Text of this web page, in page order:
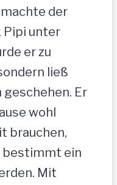
der
Pipi unter
er zu
ließ
Er
wohl
brauchen,
bestimmt ein
Mit